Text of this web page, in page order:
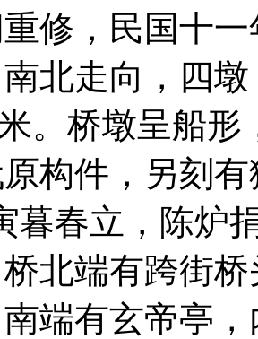
修，民国十
北走向，四
。桥墩呈船
构件，另刻
暮春立，陈
北端有跨街
端有玄帝亭